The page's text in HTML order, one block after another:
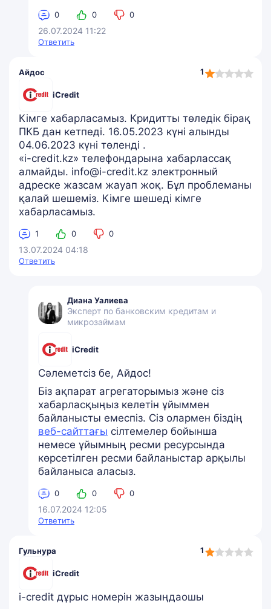
0 0 0
26.07.2024 11:22
Ответить
Айдос
iCredit
1
1,0
Кімге хабарласамыз. Кридитты төледік бірақ
ПКБ дан кетпеді. 16.05.2023 күні алынды
04.06.2023 күні төленді .
«i-credit.kz» телефондарына хабарлассақ
алмайды. info@i-credit.kz электронный
адреске жазсам жауап жоқ. Бұл проблеманы
қалай шешеміз. Кімге шешеді кімге
хабарласамыз.
1 0 0
13.07.2024 04:18
Ответить
Диана Уалиева
Эксперт по банковским кредитам и
микрозаймам
iCredit
Сәлеметсіз бе, Айдос!
Біз ақпарат агрегаторымыз және сіз
хабарласқыңыз келетін ұйыммен
байланысты емеспіз. Сіз олармен біздің
веб-сайттағы сілтемелер бойынша
немесе ұйымның ресми ресурсында
көрсетілген ресми байланыстар арқылы
байланыса аласыз.
0 0 0
16.07.2024 12:05
Ответить
Гульнура
iCredit
1
1,0
i-credit дұрыс номерін жазыңдаошы